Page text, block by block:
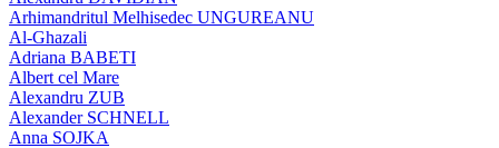
Arhimandritul Melhisedec UNGUREANU
Al-Ghazali
Adriana BABETI
Albert cel Mare
Alexandru ZUB
Alexander SCHNELL
Anna SOJKA